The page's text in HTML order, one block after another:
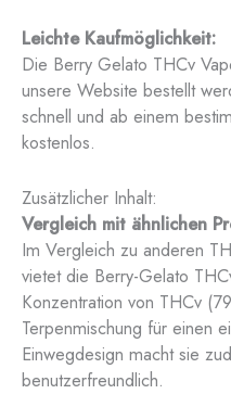
Leichte Kaufmöglichkeit:
Die Berry Gelato THCv
unsere Website bestellt
schnell und ab einem
kostenlos.
Zusätzlicher Inhalt:
Vergleich mit ähnlichen
Im Vergleich zu anderen
vietet die Berry-Gelato
Konzentration von THCv
Terpenmischung für einen
Einwegdesign macht sie
benutzerfreundlich.